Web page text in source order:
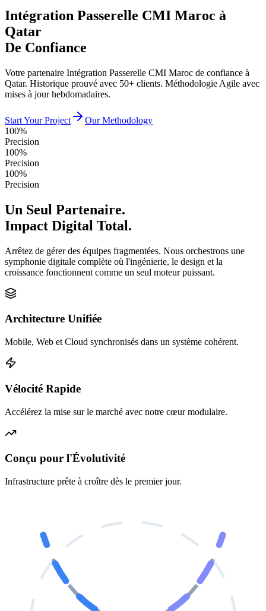
Intégration Passerelle CMI Maroc à
Qatar
De Confiance
Votre partenaire Intégration Passerelle CMI Maroc de confiance à
Qatar. Historique prouvé avec 50+ clients. Méthodologie Agile avec
mises à jour hebdomadaires.
Start Your Project
Our Methodology
100%
Precision
100%
Precision
100%
Precision
Un Seul Partenaire.
Impact Digital Total.
Arrêtez de gérer des équipes fragmentées. Nous orchestrons une
symphonie digitale complète où l'ingénierie, le design et la
croissance fonctionnent comme un seul moteur puissant.
Architecture Unifiée
Mobile, Web et Cloud synchronisés dans un système cohérent.
Vélocité Rapide
Accélérez la mise sur le marché avec notre cœur modulaire.
Conçu pour l'Évolutivité
Infrastructure prête à croître dès le premier jour.